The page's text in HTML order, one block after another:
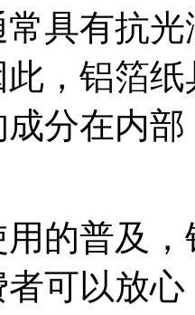
具有抗
，铝箔
分在内
的普及
可以放